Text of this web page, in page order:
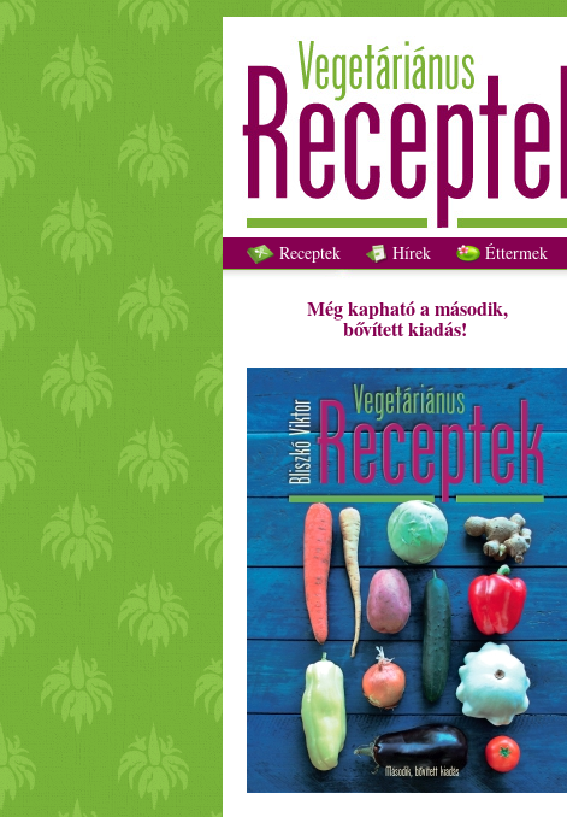
Receptek Hírek Éttermek
Még kapható a második,
bővített kiadás!